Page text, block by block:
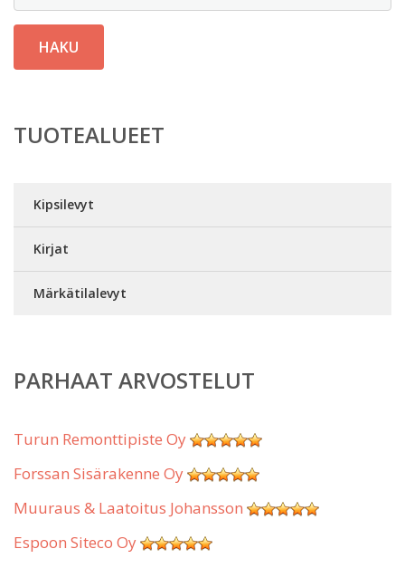
HAKU
TUOTEALUEET
Kipsilevyt
Kirjat
Märkätilalevyt
PARHAAT ARVOSTELUT
Turun Remonttipiste Oy
Forssan Sisärakenne Oy
Muuraus & Laatoitus Johansson
Espoon Siteco Oy